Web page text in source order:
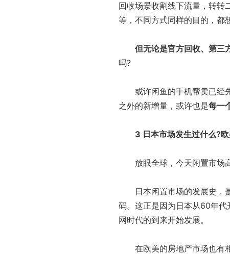
回收场景收割线下流量，转转
等，不同方式同样的目的，都
但无论是官方回收、第三
吗?
或许闲鱼的手机帮卖已经先
之外的新增量，或许也是每一
3 日本市场发生过什么?
放眼全球，今天闲置市场高
日本闲置市场的发展史，是
码。这正是因为日本从60年
网时代的到来开始发展。
在欧美的房地产市场也有相